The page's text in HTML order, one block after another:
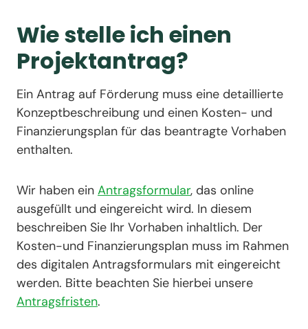
Wie stelle ich einen
Projektantrag?
Ein Antrag auf Förderung muss eine detaillierte
Konzeptbeschreibung und einen Kosten- und
Finanzierungsplan für das beantragte Vorhaben
enthalten.
Wir haben ein Antragsformular, das online
ausgefüllt und eingereicht wird. In diesem
beschreiben Sie Ihr Vorhaben inhaltlich. Der
Kosten-und Finanzierungsplan muss im Rahmen
des digitalen Antragsformulars mit eingereicht
werden. Bitte beachten Sie hierbei unsere
Antragsfristen.